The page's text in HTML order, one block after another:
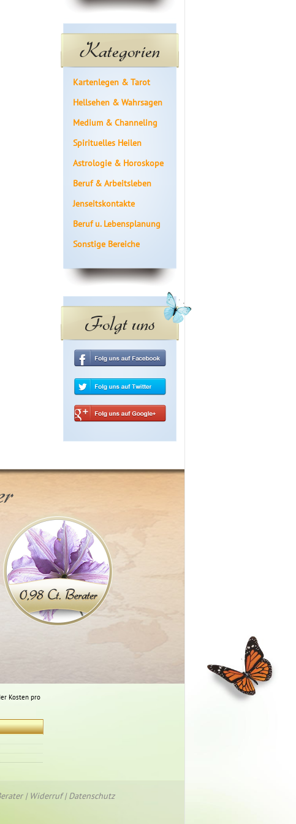
Kategorien
Kartenlegen & Tarot
Hellsehen & Wahrsagen
Medium & Channeling
Spirituelles Heilen
Astrologie & Horoskope
Beruf & Arbeitsleben
Jenseitskontakte
Beruf u. Lebensplanung
Sonstige Bereiche
Folgt uns
Kosten pro
| Widerruf|Datenschutz